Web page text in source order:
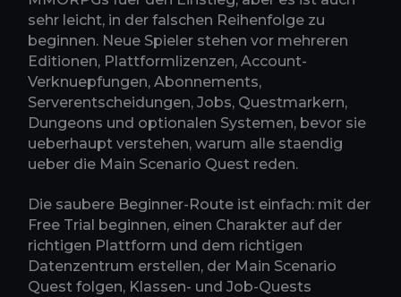
sehr leicht, in der falschen Reihenfolge zu
beginnen. Neue Spieler stehen vor mehreren
Editionen, Plattformlizenzen, Account-
Verknuepfungen, Abonnements,
Serverentscheidungen, Jobs, Questmarkern,
Dungeons und optionalen Systemen, bevor sie
ueberhaupt verstehen, warum alle staendig
ueber die Main Scenario Quest reden.
Die saubere Beginner-Route ist einfach: mit der
Free Trial beginnen, einen Charakter auf der
richtigen Plattform und dem richtigen
Datenzentrum erstellen, der Main Scenario
Quest folgen, Klassen- und Job-Quests